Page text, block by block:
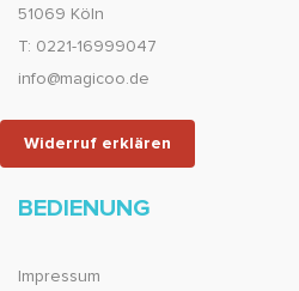
51069 Köln
T: 0221-16999047
info@magicoo.de
Widerruf erklären
BEDIENUNG
Impressum